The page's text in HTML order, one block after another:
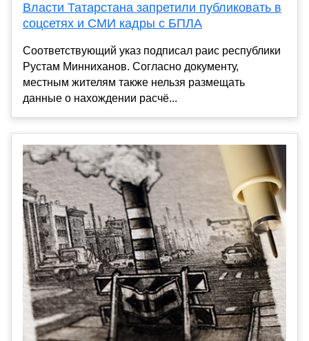
Власти Татарстана запретили публиковать в
соцсетях и СМИ кадры с БПЛА
Соответствующий указ подписал раис республики
Рустам Минниханов. Согласно документу,
местным жителям также нельзя размещать
данные о нахождении расчё...